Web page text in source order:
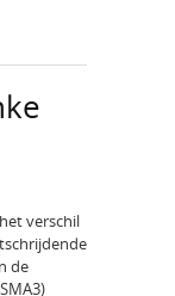
verschil
de